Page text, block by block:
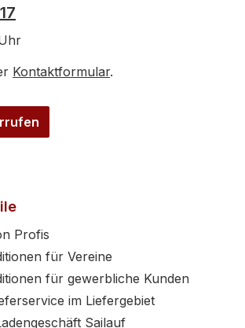
Kontaktformular.
Profis
für Vereine
für gewerbliche Kunden
im Liefergebiet
Sailauf